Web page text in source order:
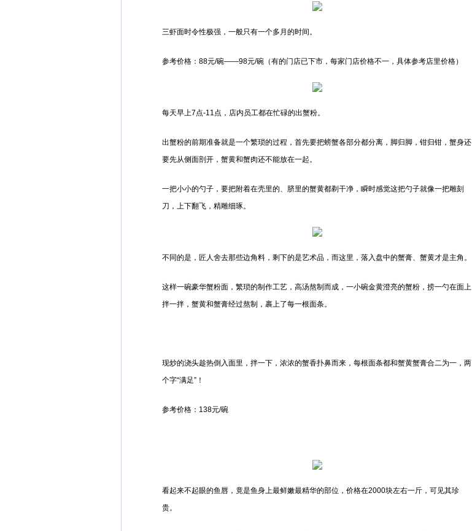
三虾面时令性极强，一般只有一个多月的时间。
参考价格：88元/碗——98元/碗（有的门店已下市，每家门店价格不一，具体参考店里价格）
每天早上7点-11点，店内员工都在忙碌的出蟹粉。
出蟹粉的前期准备就是一个繁琐的过程，首先要把螃蟹各部分都分离，脚归脚，钳归钳，蟹身还
要先从侧面剖开，蟹黄和蟹肉还不能放在一起。
一把小小的勺子，要把附着在壳里的、脐里的蟹黄都剃干净，瞬时感觉这把勺子就像一把雕刻
刀，上下翻飞，精雕细琢。
不同的是，匠人舍去那些边角料，剩下的是艺术品，而这里，落入盘中的蟹膏、蟹黄才是主角。
这样一碗豪华蟹粉面，繁琐的制作工艺，高汤熬制而成，一小碗金黄澄亮的蟹粉，捞一勺在面上
拌一拌，蟹黄和蟹膏经过熬制，裹上了每一根面条。
现炒的浇头趁热倒入面里，拌一下，浓浓的蟹香扑鼻而来，每根面条都和蟹黄蟹膏合二为一，两
个字“满足”！
参考价格：138元/碗
看起来不起眼的鱼唇，竟是鱼身上最鲜嫩最精华的部位，价格在2000块左右一斤，可见其珍
贵。